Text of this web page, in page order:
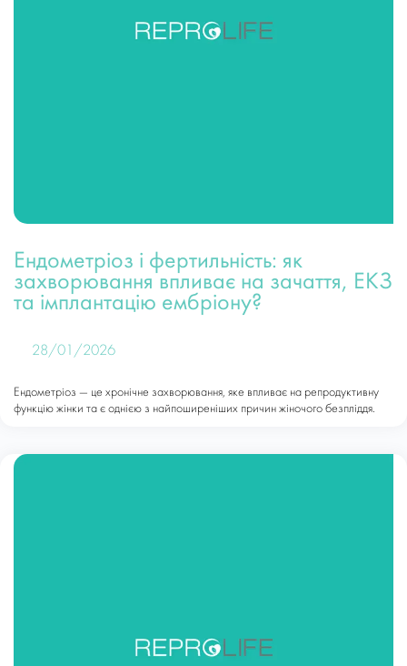
Ендометріоз і фертильність: як
захворювання впливає на зачаття, ЕКЗ
та імплантацію ембріону?
28/01/2026
Ендометріоз — це хронічне захворювання, яке впливає на репродуктивну
функцію жінки та є однією з найпоширеніших причин жіночого безпліддя.